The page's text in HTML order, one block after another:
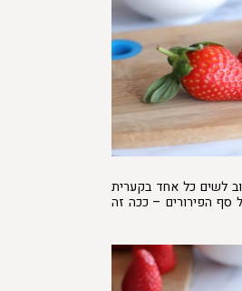
לשים כל אחד בקערית
הפירורים – ככה זה